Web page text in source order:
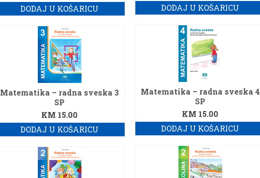
DODAJ U KOŠARICU
DODAJ U KOŠARICU
Matematika – radna sveska 4
SP
KM 15.00
DODAJ U KOŠARICU
Matematika – radna sveska 3
SP
KM 15.00
DODAJ U KOŠARICU